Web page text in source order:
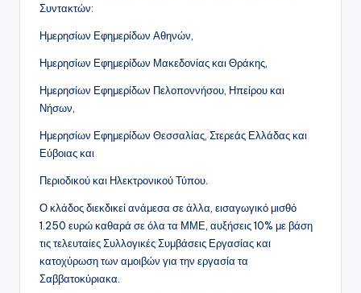
Συντακτών:
Ημερησίων Εφημερίδων Αθηνών,
Ημερησίων Εφημερίδων Μακεδονίας και Θράκης,
Ημερησίων Εφημερίδων Πελοποννήσου, Ηπείρου και
Νήσων,
Ημερησίων Εφημερίδων Θεσσαλίας, Στερεάς Ελλάδας και
Εύβοιας και
Περιοδικού και Ηλεκτρονικού Τύπου.
Ο κλάδος διεκδικεί ανάμεσα σε άλλα, εισαγωγικό μισθό
1.250 ευρώ καθαρά σε όλα τα ΜΜΕ, αυξήσεις 10% με βάση
τις τελευταίες Συλλογικές Συμβάσεις Εργασίας και
κατοχύρωση των αμοιβών για την εργασία τα
Σαββατοκύριακα.